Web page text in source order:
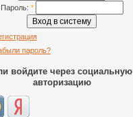
Пароль: *
пароль?
войдите через социальную
авторизацию